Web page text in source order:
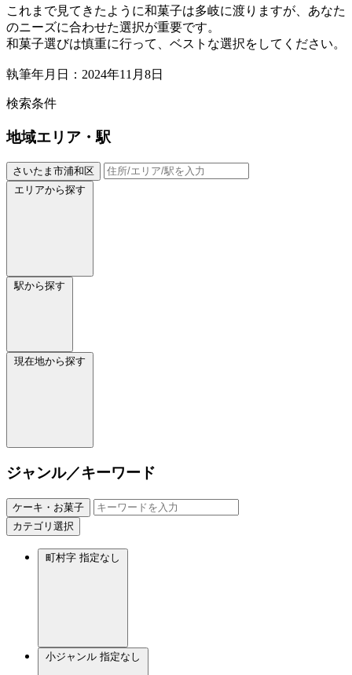
これまで見てきたように和菓子は多岐に渡りますが、あなた
のニーズに合わせた選択が重要です。
和菓子選びは慎重に行って、ベストな選択をしてください。
執筆年月日：2024年11月8日
検索条件
地域エリア・駅
さいたま市浦和区
エリアから探す
駅から探す
現在地から探す
ジャンル／キーワード
ケーキ・お菓子
カテゴリ選択
町村字 指定なし
小ジャンル 指定なし